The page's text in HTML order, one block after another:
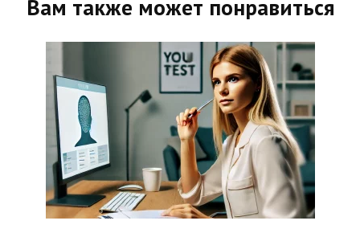
Вам также может понравиться